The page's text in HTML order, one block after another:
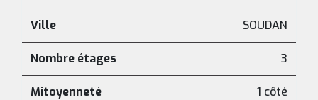
Ville SOUDAN
Nombre étages 3
Mitoyenneté 1 côté